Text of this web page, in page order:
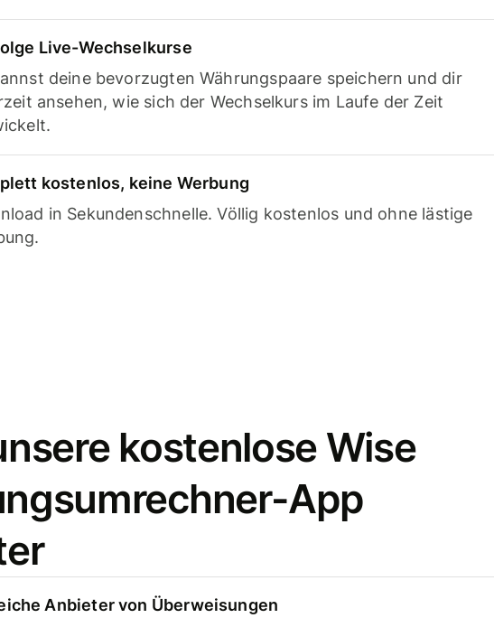
Live-Wechselkurse
deine bevorzugten Währungspaare speichern und dir
ansehen, wie sich der Wechselkurs im Laufe der Zeit
kostenlos, keine Werbung
in Sekundenschnelle. Völlig kostenlos und ohne lästige
kostenlose Wise
App
Anbieter von Überweisungen